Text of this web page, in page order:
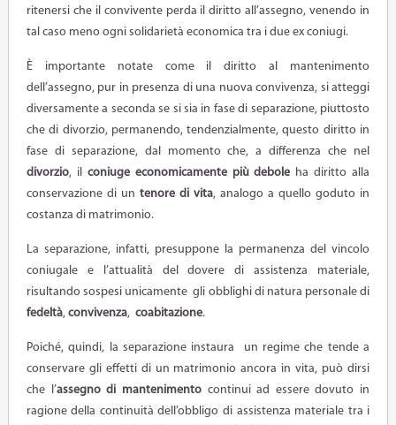
ritenersi che il convivente perda il diritto all’assegno, venendo in
tal caso meno ogni solidarietà economica tra i due ex coniugi.
È importante notate come il diritto al mantenimento
dell’assegno, pur in presenza di una nuova convivenza, si atteggi
diversamente a seconda se si sia in fase di separazione, piuttosto
che di divorzio, permanendo, tendenzialmente, questo diritto in
fase di separazione, dal momento che, a differenza che nel
divorzio, il coniuge economicamente più debole ha diritto alla
conservazione di un tenore di vita, analogo a quello goduto in
costanza di matrimonio.
La separazione, infatti, presuppone la permanenza del vincolo
coniugale e l’attualità del dovere di assistenza materiale,
risultando sospesi unicamente gli obblighi di natura personale di
fedeltà, convivenza, coabitazione.
Poiché, quindi, la separazione instaura un regime che tende a
conservare gli effetti di un matrimonio ancora in vita, può dirsi
che l’assegno di mantenimentocontinui ad essere dovuto in
ragione della continuità dell’obbligo di assistenza materiale tra i